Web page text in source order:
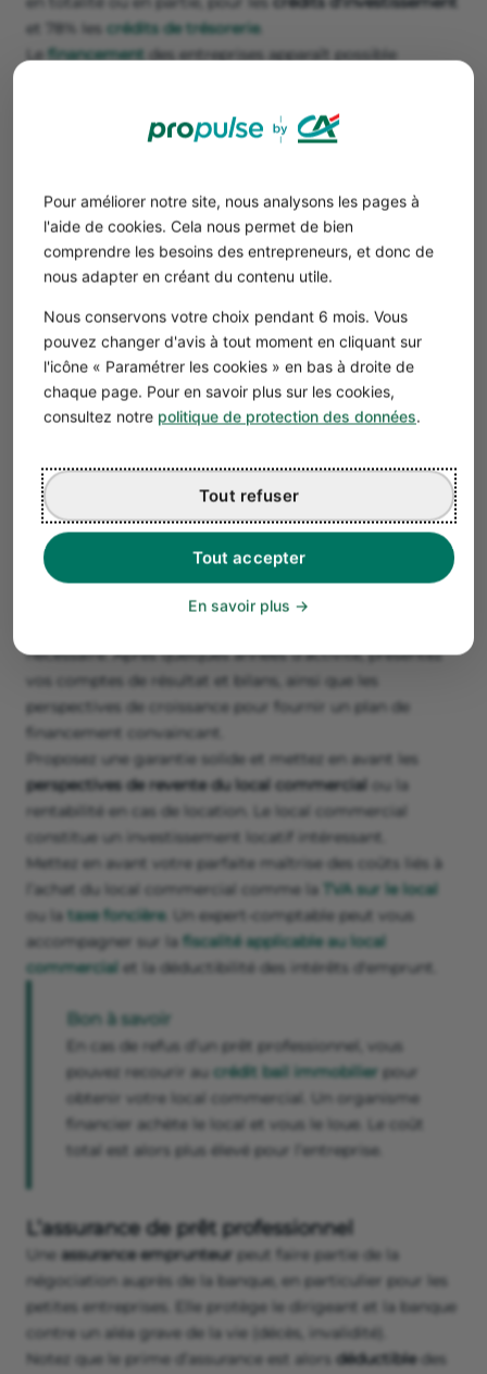
Pour améliorer notre site, nous analysons les pages à
l'aide de cookies. Cela nous permet de bien
comprendre les besoins des entrepreneurs, et donc de
nous adapter en créant du contenu utile.
Nous conservons votre choix pendant 6 mois. Vous
pouvez changer d'avis à tout moment en cliquant sur
l'icône « Paramétrer les cookies » en bas à droite de
chaque page. Pour en savoir plus sur les cookies,
consultez notre politique de protection des données.
Tout accepter
Tout refuser
En savoir plus
et 78% les crédits de trésorerie.
Le financement des entreprises apparaît possible
Pour accorder unfinancement bancaire, les
établissements demandent unapport initial à
l’entreprise, équivalent à l'apport personnel d’un crédit
aux particuliers. Cet apport peut représenter
montanttotal d’achat du local commercial.
L’entreprise peut puiser dans sesfonds propres, solliciter
uneavance en compte courantde ses associés ou une
augmentation de capitalpour finaliser cet apport.
Il reste possible de négocier unprêt sans apportavec un
particulièrement saine et sûre.
Le dossier de financement
Une demande de prêt complète est indispensable. Vous
soignez la présentation de votre dossier pour obtenir le
financement de tout projet professionnel
nécessaire. Après quelques années d’activité, présentez
vos comptes de résultat et bilans, ainsi que les
perspectives de croissance pour fournir un plan de
financement convaincant.
Proposez une garantie solide et mettez en avant les
perspectives de revente du local commercial ou la
rentabilité en cas de location. Le local commercial
constitue un investissement locatif intéressant.
Mettez en avant votre parfaite maîtrise des coûts liés à
l’achat du local commercial comme la TVA sur le local
ou la taxe foncière. Un expert-comptable peut vous
accompagner sur la fiscalité applicable au local
commercial et la déductibilité des intérêts d'emprunt.
Bon à savoir
En cas de refus d’un prêt professionnel, vous
pouvez recourir au crédit bail immobilier pour
obtenir votre local commercial. Un organisme
financier achète le local et vous le loue. Le coût
total est alors plus élevé pour l’entreprise.
L’assurance de prêt professionnel
Une assurance emprunteur peut faire partie de la
négociation auprès de la banque, en particulier pour les
petites entreprises. Elle protège le dirigeant et la banque
contre un aléa grave de la vie (décès, invalidité).
Notez que le prime d’assurance est alors déductibledes